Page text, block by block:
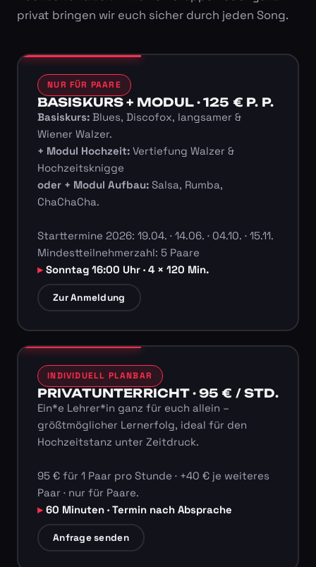
privat bringen wir euch sicher durch jeden Song.
NUR FÜR PAARE
BASISKURS + MODUL · 125 € P. P.
Basiskurs:Blues, Discofox, langsamer &
Wiener Walzer.
+ Modul Hochzeit:Vertiefung Walzer &
Hochzeitsknigge
oder + Modul Aufbau:Salsa, Rumba,
ChaChaCha.
Starttermine 2026: 19.04. · 14.06. · 04.10. · 15.11.
Mindestteilnehmerzahl: 5 Paare
Sonntag 16:00 Uhr · 4 × 120 Min.
Zur Anmeldung
INDIVIDUELL PLANBAR
PRIVATUNTERRICHT · 95 € / STD.
Ein*e Lehrer*in ganz für euch allein –
größtmöglicher Lernerfolg, ideal für den
Hochzeitstanz unter Zeitdruck.
95 € für 1 Paar pro Stunde · +40 € je weiteres
Paar · nur für Paare.
60 Minuten · Termin nach Absprache
Anfrage senden